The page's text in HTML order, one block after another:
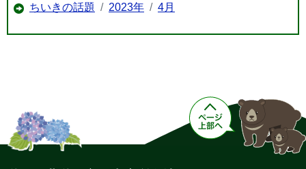
ちいきの話題 2023年 4月